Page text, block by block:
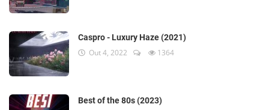
Caspro - Luxury Haze (2021)
Out 4, 2022 1364
Best of the 80s (2023)